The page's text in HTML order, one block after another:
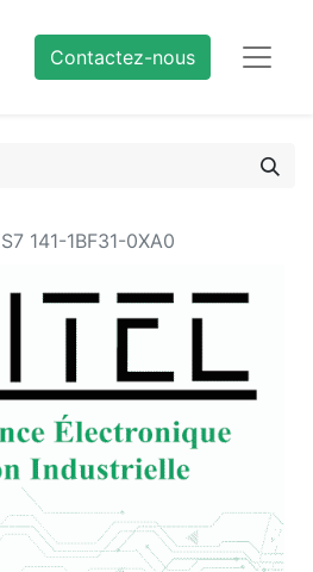
Contactez-nous
141-1BF31-0XA0